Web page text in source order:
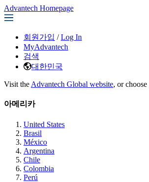
Advantech Homepage
회원가입 / Log In
MyAdvantech
검색
대한민국
Visit the Advantech Global website, or
아메리카
United States
Brasil
México
Argentina
Chile
Colombia
Perú